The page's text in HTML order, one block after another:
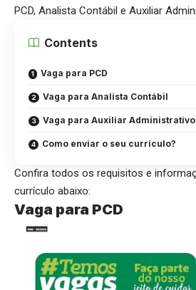
PCD, Analista Contábil e Auxiliar
Contents
Vaga para PCD
Vaga para Analista Contábil
Vaga para Auxiliar Administrativo
Como enviar o seu currículo?
Confira todos os requisitos e
currículo abaixo:
Vaga para PCD